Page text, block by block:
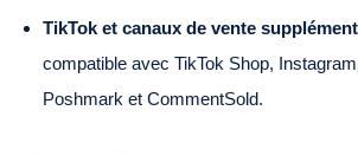
TikTok et canaux de vente
compatible avec TikTok Shop,
Poshmark et CommentSold.